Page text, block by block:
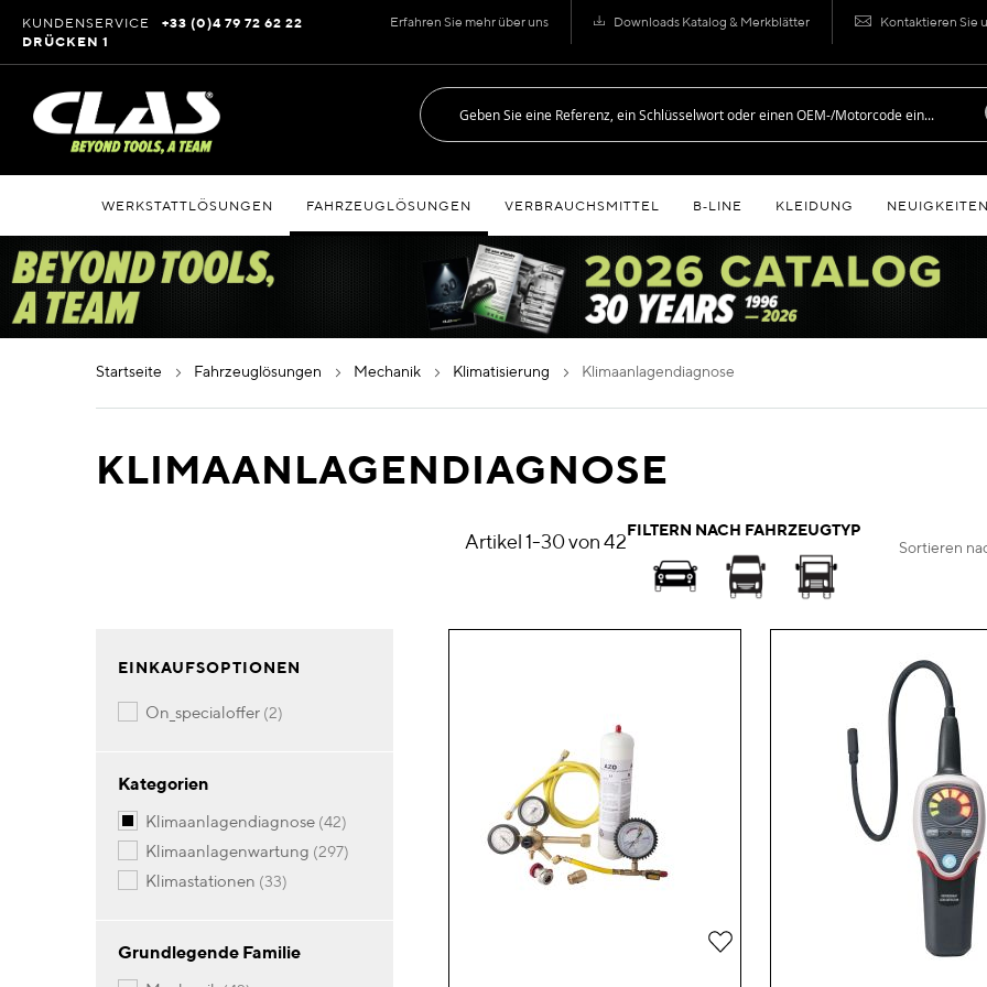
Erfahren Sie mehr über uns Downloads Katalog & Merkblätter Kontaktieren Sie
Inhalt
springen
KUNDENSERVICE
+33 (0)4 79 72 62 22
DRÜCKEN 1
WERKSTATTLÖSUNGEN FAHRZEUGLÖSUNGEN VERBRAUCHSMITTEL B‑LINE KLEIDUNG NEUIGKEITEN
startseite fahrzeuglösungen mechanik klimatisierung klimaanlagendiagnose
KLIMAANLAGENDIAGNOSE
Artikel1-30von42FILTERN NACH FAHRZEUGTYP
Sortieren
Zur
EINKAUFSOPTIONEN
on_specialoffer 2Artikel
Kategorien
klimaanlagendiagnose 42Artikel
klimaanlagenwartung 297Artikel
klimastationen 33Artikel
Grundlegende Familie